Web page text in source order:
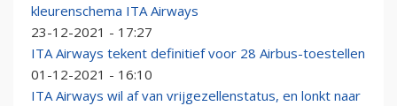
kleurenschema ITA Airways
23-12-2021 - 17:27
ITA Airways tekent definitief voor 28 Airbus-toestellen
01-12-2021 - 16:10
ITA Airways wil af van vrijgezellenstatus, en lonkt naar